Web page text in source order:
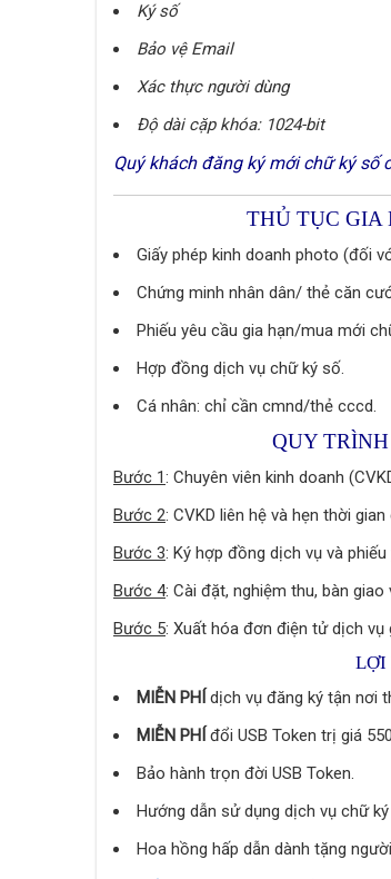
Ký số
Bảo vệ Email
Xác thực người dùng
Độ dài cặp khóa: 1024-bit
Quý khách đăng ký mới chữ ký số
THỦ TỤC GIA
Giấy phép kinh doanh photo (đối
Chứng minh nhân dân/ thẻ căn
Phiếu yêu cầu gia hạn/mua mới
Hợp đồng dịch vụ chữ ký số.
Cá nhân: chỉ cần cmnd/thẻ cccd.
QUY
Bước 1: Chuyên viên kinh doanh
Bước 2: CVKD liên hệ và hẹn thời
Bước 3: Ký hợp đồng dịch vụ và phiếu
Bước 4: Cài đặt, nghiệm thu, bàn giao
Bước 5: Xuất hóa đơn điện tử dịch vụ
LỢI
MIỄN PHÍ dịch vụ đăng ký tận nơi
MIỄN PHÍ đổi USB Token trị giá
Bảo hành trọn đời USB Token.
Hướng dẫn sử dụng dịch vụ chữ
Hoa hồng hấp dẫn dành tặng